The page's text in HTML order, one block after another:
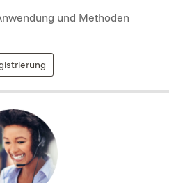
und Methoden